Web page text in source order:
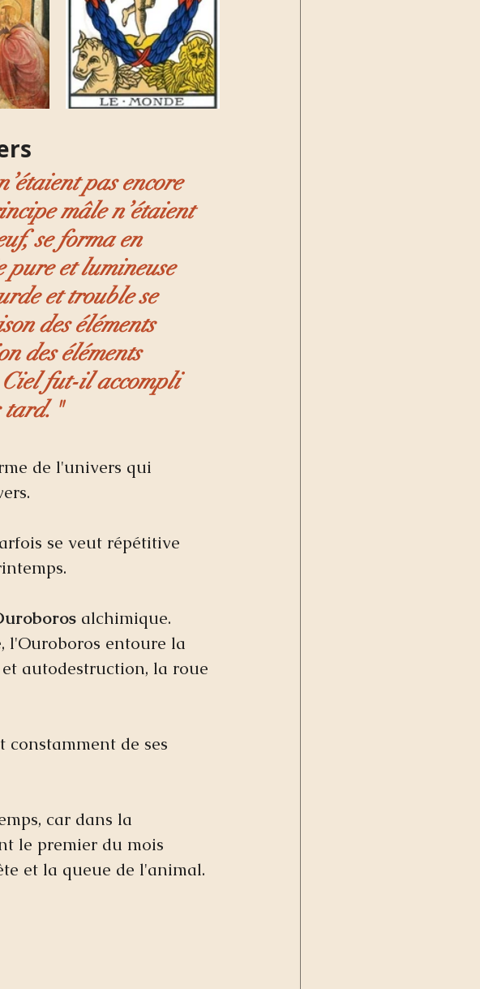
pas encore
mâle n’étaient
se forma en
et lumineuse
et trouble se
des éléments
des éléments
fut-il accompli
tard."
de l'univers qui
se veut répétitive
alchimique.
l'Ouroboros entoure la
autodestruction, la roue
de ses
car dans la
le premier du mois
et la queue de l'animal.